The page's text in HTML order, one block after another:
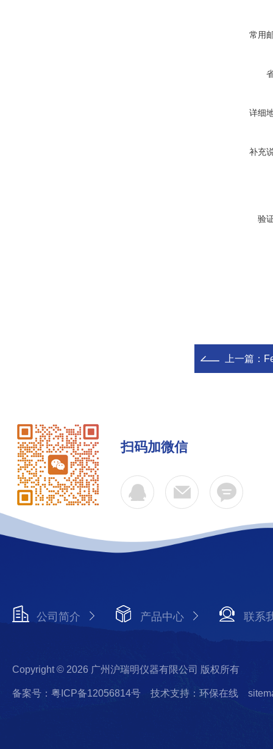
常用
详细
补充
验
上一篇：
扫码加微信
公司简介 产品中心 联系
Copyright © 2026 广州沪瑞明仪器有限公司 版权所有
备案号：粤ICP备12056814号 技术支持：环保在线